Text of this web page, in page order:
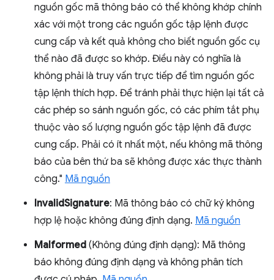
nguồn gốc mã thông báo có thể không khớp chính
xác với một trong các nguồn gốc tập lệnh được
cung cấp và kết quả không cho biết nguồn gốc cụ
thể nào đã được so khớp. Điều này có nghĩa là
không phải là truy vấn trực tiếp để tìm nguồn gốc
tập lệnh thích hợp. Để tránh phải thực hiện lại tất cả
các phép so sánh nguồn gốc, có các phím tắt phụ
thuộc vào số lượng nguồn gốc tập lệnh đã được
cung cấp. Phải có ít nhất một, nếu không mã thông
báo của bên thứ ba sẽ không được xác thực thành
công." Mã nguồn
InvalidSignature: Mã thông báo có chữ ký không
hợp lệ hoặc không đúng định dạng. Mã nguồn
Malformed (Không đúng định dạng): Mã thông
báo không đúng định dạng và không phân tích